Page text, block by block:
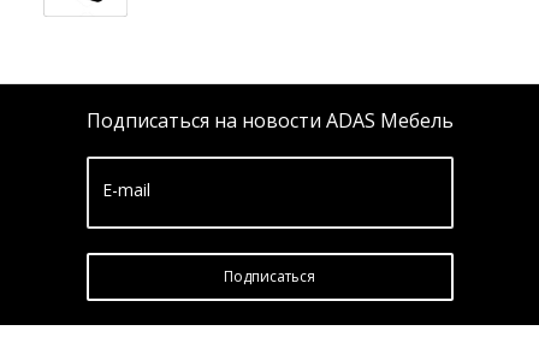
Подписаться на новости ADAS Мебель
E-mail
Подписатьcя